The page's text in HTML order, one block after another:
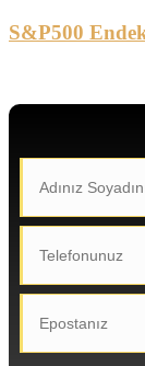
S&P500